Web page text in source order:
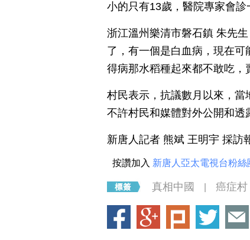
小的只有13歲，醫院專家會診
浙江溫州樂清市磐石鎮 朱先
了，有一個是白血病，現在
得病那水稻種起來都不敢吃，
村民表示，抗議數月以來，當
不許村民和媒體對外公開和透
新唐人記者 熊斌 王明宇 採訪
按讚加入 新唐人亞太電視台粉絲
真相中國 癌症村